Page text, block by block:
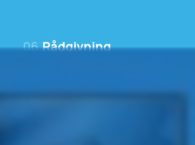
06.Rådgivning